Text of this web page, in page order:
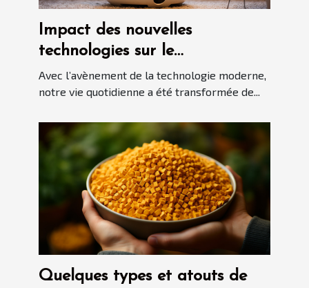
Impact des nouvelles
technologies sur le
développement des robots
aspirateurs automatiques
Avec l’avènement de la technologie moderne,
notre vie quotidienne a été transformée de...
Quelques types et atouts de